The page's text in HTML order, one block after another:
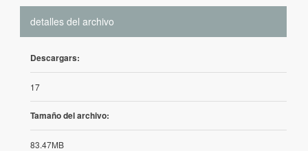
detalles del archivo
Descargars:
17
Tamaño del archivo:
83.47MB